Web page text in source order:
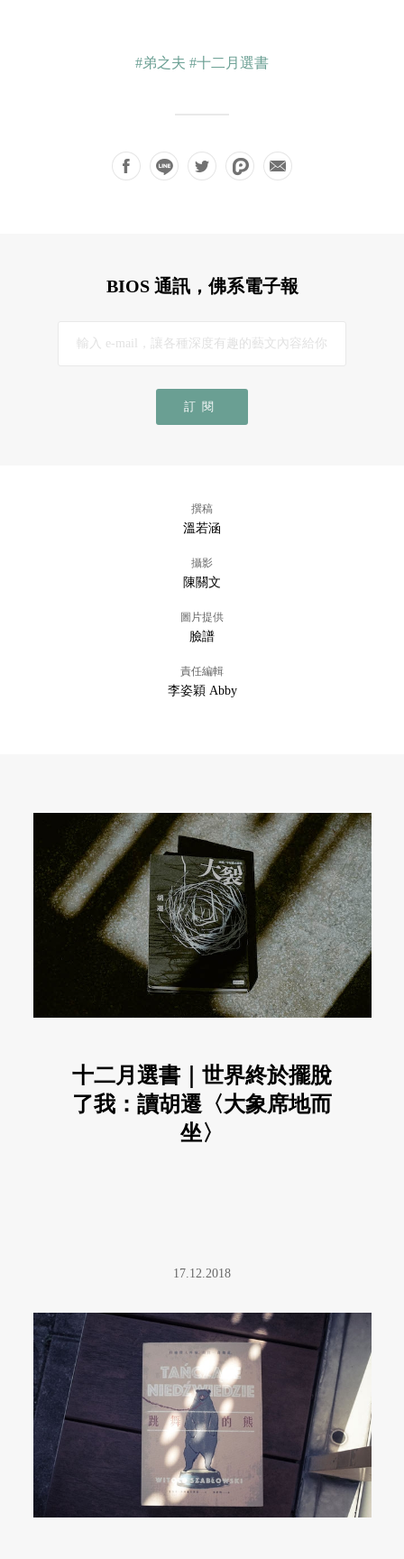
#弟之夫 #十二月選書
BIOS 通訊，佛系電子報
訂閱
撰稿
溫若涵
攝影
陳關文
圖片提供
臉譜
責任編輯
李姿穎 Abby
十二月選書｜世界終於擺脫
了我：讀胡遷〈大象席地而
坐〉
17.12.2018